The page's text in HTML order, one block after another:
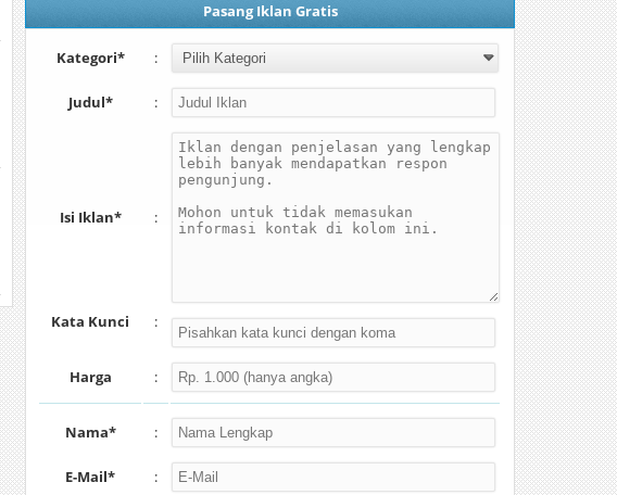
Pasang Iklan Gratis
Kategori* :
Judul* :
Isi Iklan* :
Kata Kunci :
Harga :
Nama* :
E-Mail* :